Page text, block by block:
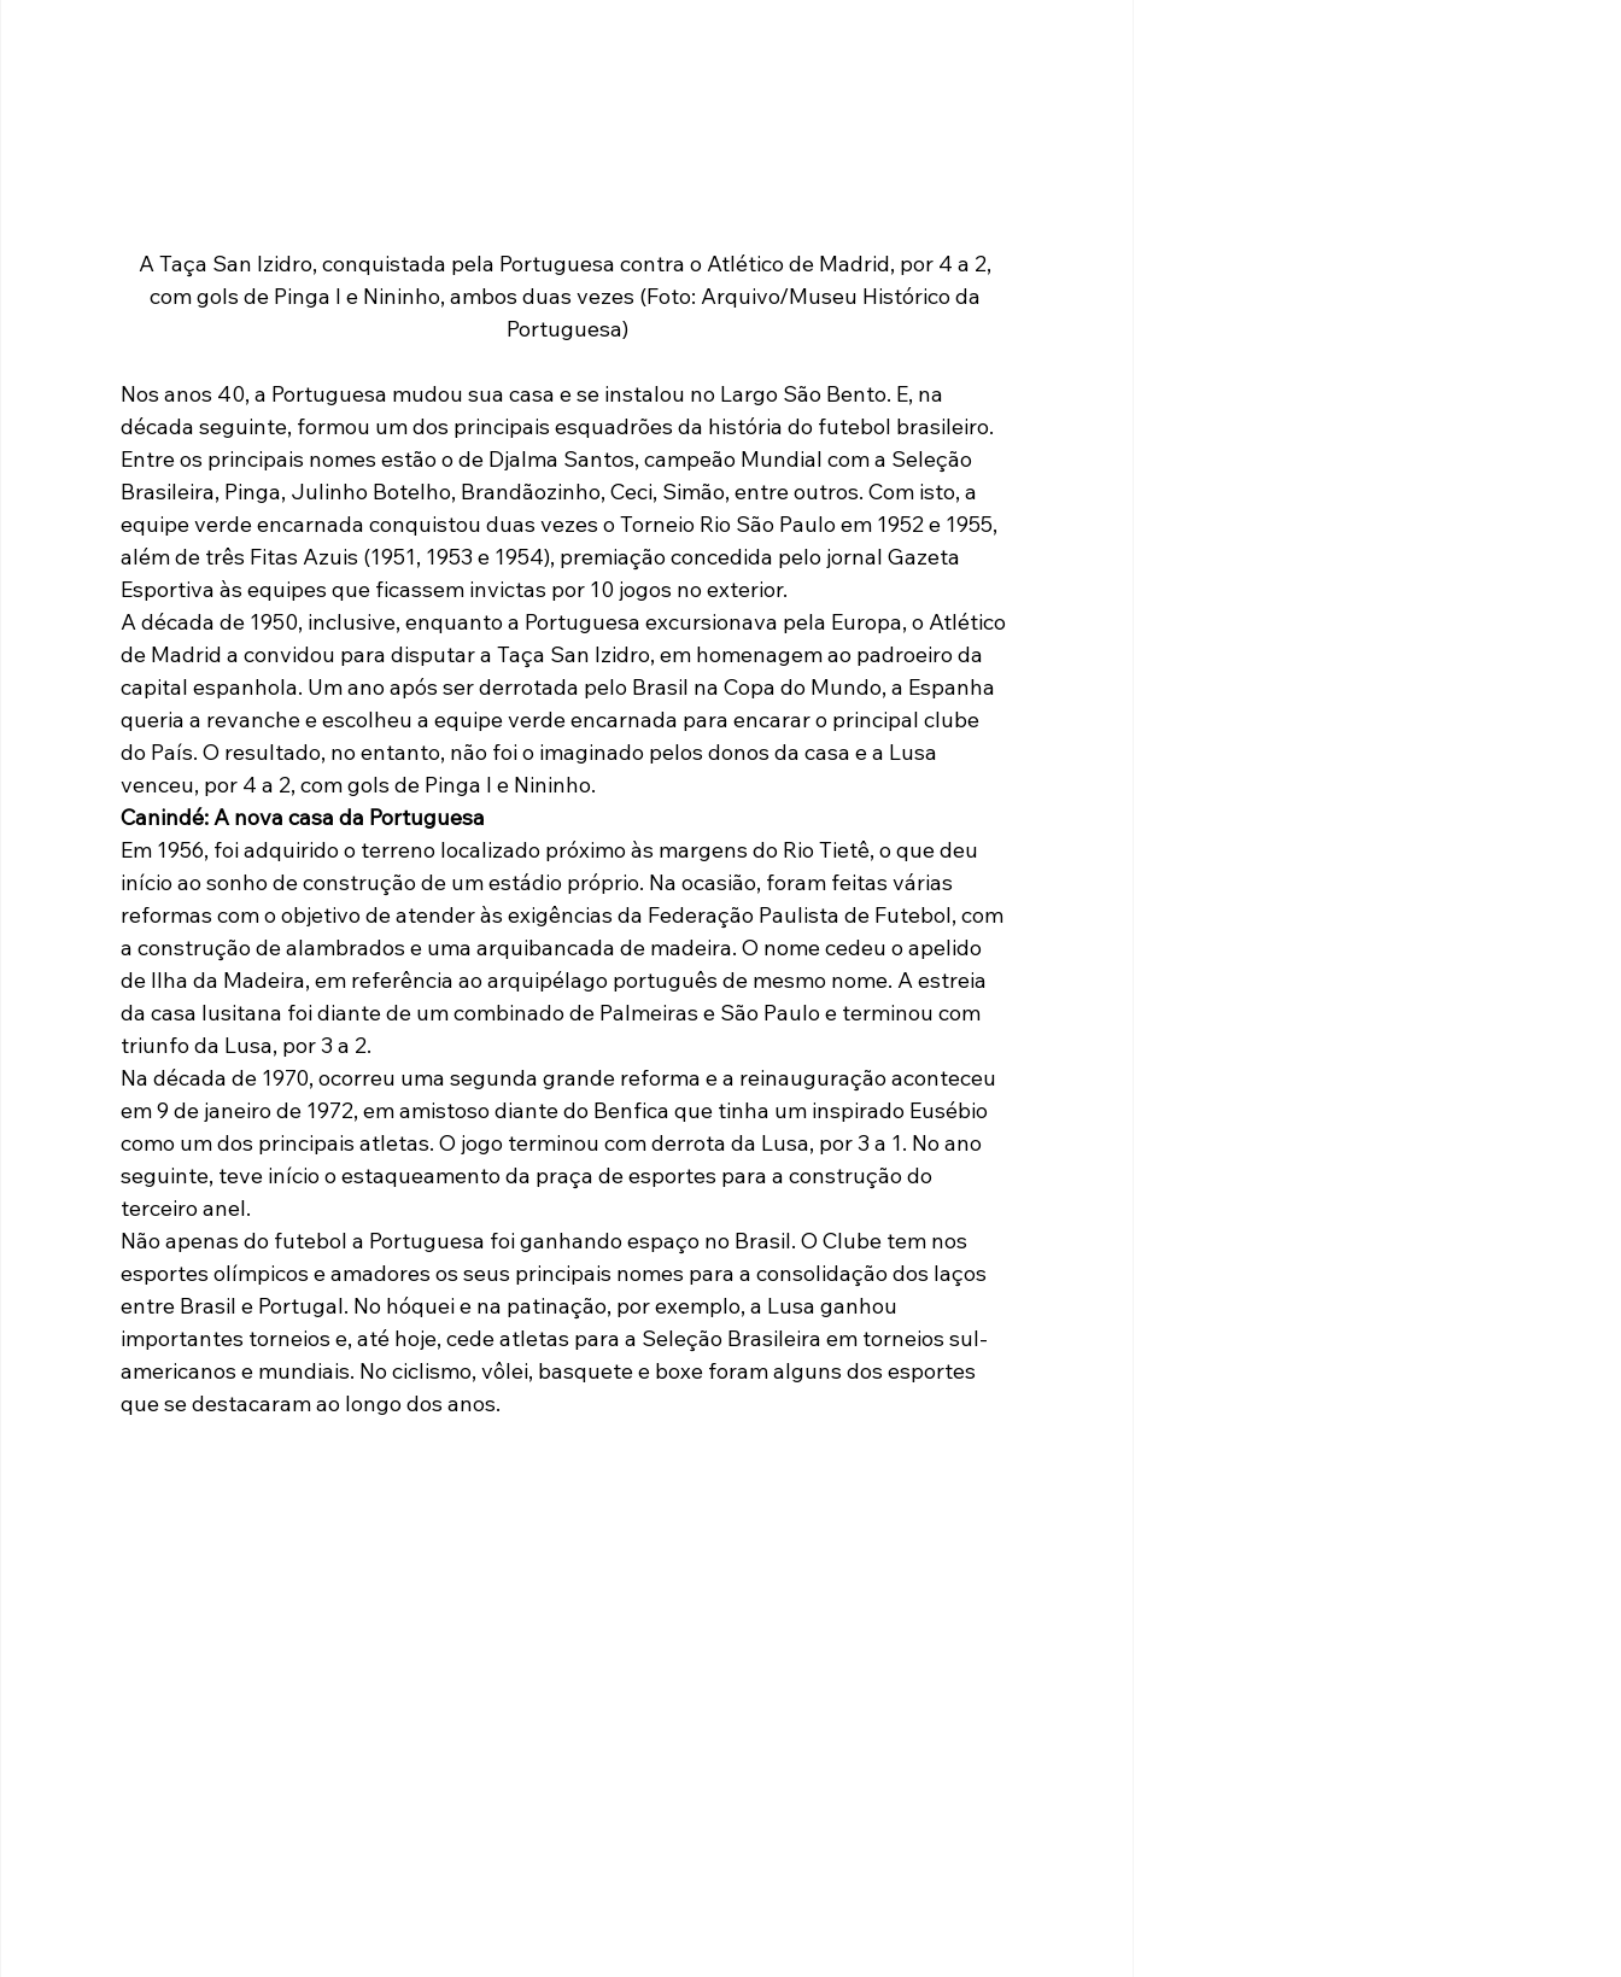
A Taça San Izidro, conquistada pela Portuguesa contra o Atlético de Madrid, por 4 a 2,
com gols de Pinga I e Nininho, ambos duas vezes (Foto: Arquivo/Museu Histórico da
Portuguesa)
Nos anos 40, a Portuguesa mudou sua casa e se instalou no Largo São Bento. E, na
década seguinte, formou um dos principais esquadrões da história do futebol brasileiro.
Entre os principais nomes estão o de Djalma Santos, campeão Mundial com a Seleção
Brasileira, Pinga, Julinho Botelho, Brandãozinho, Ceci, Simão, entre outros. Com isto, a
equipe verde encarnada conquistou duas vezes o Torneio Rio São Paulo em 1952 e 1955,
além de três Fitas Azuis (1951, 1953 e 1954), premiação concedida pelo jornal Gazeta
Esportiva às equipes que ficassem invictas por 10 jogos no exterior.
A década de 1950, inclusive, enquanto a Portuguesa excursionava pela Europa, o Atlético
de Madrid a convidou para disputar a Taça San Izidro, em homenagem ao padroeiro da
capital espanhola. Um ano após ser derrotada pelo Brasil na Copa do Mundo, a Espanha
queria a revanche e escolheu a equipe verde encarnada para encarar o principal clube
do País. O resultado, no entanto, não foi o imaginado pelos donos da casa e a Lusa
venceu, por 4 a 2, com gols de Pinga I e Nininho.
Canindé: A nova casa da Portuguesa
Em 1956, foi adquirido o terreno localizado próximo às margens do Rio Tietê, o que deu
início ao sonho de construção de um estádio próprio. Na ocasião, foram feitas várias
reformas com o objetivo de atender às exigências da Federação Paulista de Futebol, com
a construção de alambrados e uma arquibancada de madeira. O nome cedeu o apelido
de Ilha da Madeira, em referência ao arquipélago português de mesmo nome. A estreia
da casa lusitana foi diante de um combinado de Palmeiras e São Paulo e terminou com
triunfo da Lusa, por 3 a 2.
Na década de 1970, ocorreu uma segunda grande reforma e a reinauguração aconteceu
em 9 de janeiro de 1972, em amistoso diante do Benfica que tinha um inspirado Eusébio
como um dos principais atletas. O jogo terminou com derrota da Lusa, por 3 a 1. No ano
seguinte, teve início o estaqueamento da praça de esportes para a construção do
terceiro anel.
Não apenas do futebol a Portuguesa foi ganhando espaço no Brasil. O Clube tem nos
esportes olímpicos e amadores os seus principais nomes para a consolidação dos laços
entre Brasil e Portugal. No hóquei e na patinação, por exemplo, a Lusa ganhou
importantes torneios e, até hoje, cede atletas para a Seleção Brasileira em torneios sul-
americanos e mundiais. No ciclismo, vôlei, basquete e boxe foram alguns dos esportes
que se destacaram ao longo dos anos.